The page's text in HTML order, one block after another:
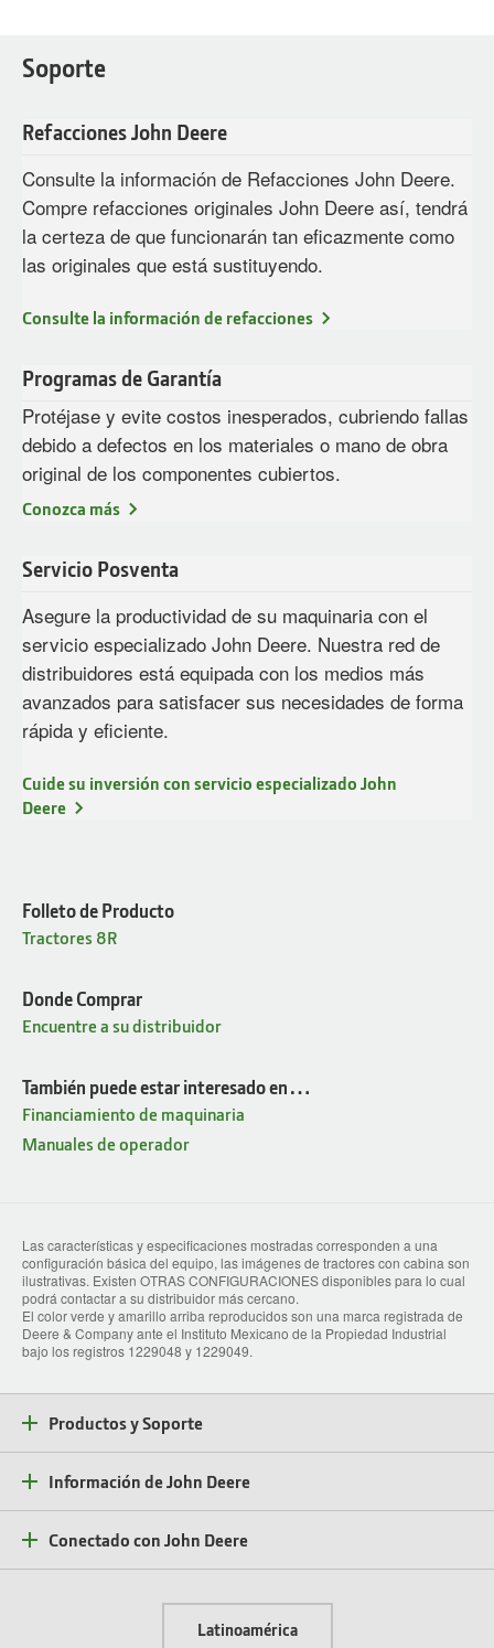
Soporte
Refacciones John Deere
Consulte la información de Refacciones John Deere.
Compre refacciones originales John Deere así, tendrá
la certeza de que funcionarán tan eficazmente como
las originales que está sustituyendo.
Consulte la información de refacciones
Programas de Garantía
Protéjase y evite costos inesperados, cubriendo fallas
debido a defectos en los materiales o mano de obra
original de los componentes cubiertos.
Conozca más
Servicio Posventa
Asegure la productividad de su maquinaria con el
servicio especializado John Deere. Nuestra red de
distribuidores está equipada con los medios más
avanzados para satisfacer sus necesidades de forma
rápida y eficiente.
Cuide su inversión con servicio especializado John
Deere
Folleto de Producto
Tractores 8R
Donde Comprar
Encuentre a su distribuidor
También puede estar interesado en…
Financiamiento de maquinaria
Manuales de operador
Las características y especificaciones mostradas corresponden a una
configuración básica del equipo, las imágenes de tractores con cabina son
ilustrativas. Existen OTRAS CONFIGURACIONES disponibles para lo cual
podrá contactar a su distribuidor más cercano.
El color verde y amarillo arriba reproducidos son una marca registrada de
Deere & Company ante el Instituto Mexicano de la Propiedad Industrial
bajo los registros 1229048 y 1229049.
Productos y Soporte
Información de John Deere
Conectado con John Deere
Latinoamérica